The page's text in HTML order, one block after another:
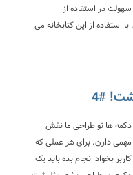
سهولت در استفاده از
استفاده از این کتابخانه می
دکمه ها تو طراحی ما نقش
مهمی دارن. برای هر عملی که
کاربر بخواد انجام بده باید یک